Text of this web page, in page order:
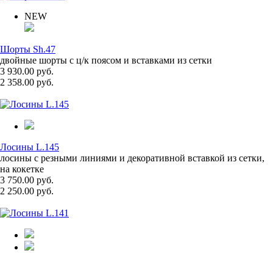
NEW
Шорты Sh.47
двойные шорты с ц/к поясом и вставками из сетки
3 930.00 руб.
2 358.00 руб.
Лосины L.145
лосины с резными линиями и декоративной вставкой из сетки,
на кокетке
3 750.00 руб.
2 250.00 руб.